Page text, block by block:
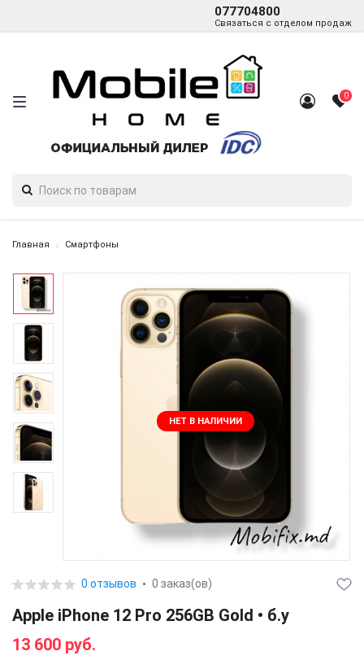
077704800
Связаться с отделом продаж
0
Главная Смартфоны
НЕТ В НАЛИЧИИ
0 отзывов 0 заказ(ов)
Apple iPhone 12 Pro 256GB Gold • б.у
13 600 руб.